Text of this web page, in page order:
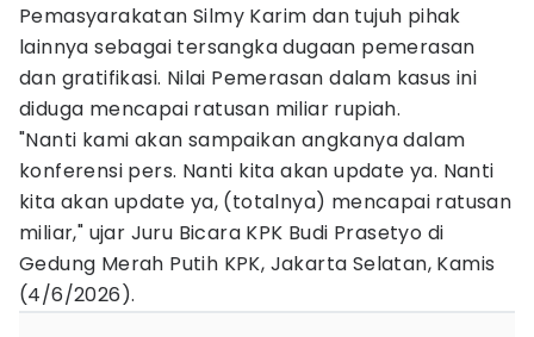
Pemasyarakatan Silmy Karim dan tujuh pihak
lainnya sebagai tersangka dugaan pemerasan
dan gratifikasi. Nilai Pemerasan dalam kasus ini
diduga mencapai ratusan miliar rupiah.
"Nanti kami akan sampaikan angkanya dalam
konferensi pers. Nanti kita akan update ya. Nanti
kita akan update ya, (totalnya) mencapai ratusan
miliar," ujar Juru Bicara KPK Budi Prasetyo di
Gedung Merah Putih KPK, Jakarta Selatan, Kamis
(4/6/2026).